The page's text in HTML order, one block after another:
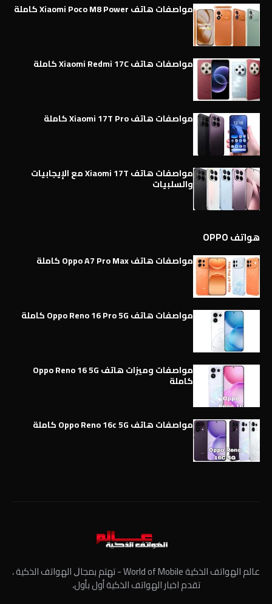
مواصفات هاتف Xiaomi Poco M8 Power كاملة
مواصفات هاتف Xiaomi Redmi 17C كاملة
مواصفات هاتف Xiaomi 17T Pro كاملة
مواصفات هاتف Xiaomi 17T مع الإيجابيات
والسلبيات
هواتف OPPO
مواصفات هاتف Oppo A7 Pro Max كاملة
مواصفات هاتف Oppo Reno 16 Pro 5G كاملة
مواصفات وميزات هاتف Oppo Reno 16 5G
كاملة
مواصفات هاتف Oppo Reno 16c 5G كاملة
عالم الهواتف الذكية World of Mobile - ﺗﻬﺘﻢ ﺑﻤﺠﺎﻝ الهواتف الذكية ،
تقدم اخبار الهواتف الذكية أول بأول،